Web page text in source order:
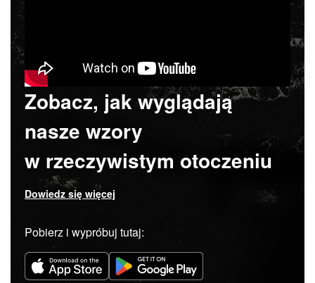
Zobacz, jak wyglądają
nasze wzory
w rzeczywistym otoczeniu
Dowiedz się więcej
Pobierz i wypróbuj tutaj: